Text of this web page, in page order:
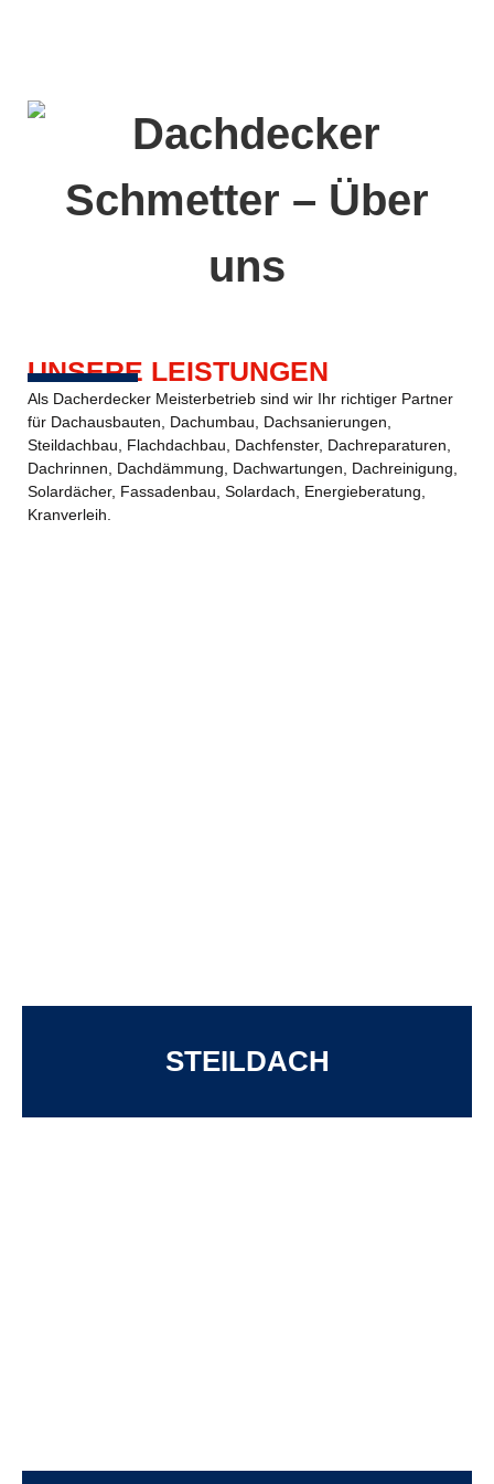
UNSERE LEISTUNGEN
Als Dacherdecker Meisterbetrieb sind wir Ihr richtiger Partner
für Dachausbauten, Dachumbau, Dachsanierungen,
Steildachbau, Flachdachbau, Dachfenster, Dachreparaturen,
Dachrinnen, Dachdämmung, Dachwartungen, Dachreinigung,
Solardächer, Fassadenbau, Solardach, Energieberatung,
Kranverleih.
STEILDACH